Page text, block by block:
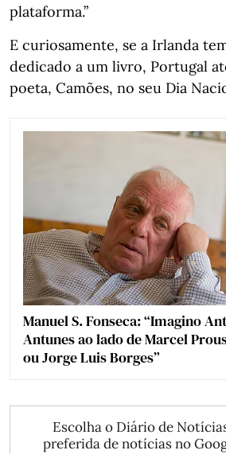
plataforma.”
E curiosamente, se a Irlanda
dedicado a um livro, Portugal
poeta, Camões, no seu Dia
Manuel S. Fonseca: “Imagino
Antunes ao lado de Marcel
ou Jorge Luis Borges”
Escolha o Diário de
preferida de notícias no